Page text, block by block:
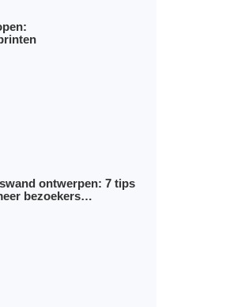
ontwerpen: 7 tips
bezoekers…